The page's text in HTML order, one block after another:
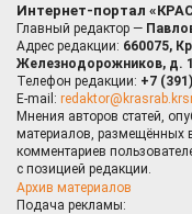
Интернет-портал
Главный редактор —
Адрес редакции: 660075,
Железнодорожников, д.
Телефон редакции: +7
E-mail:
Мнения авторов статей,
материалов, размещённых
комментариев
с позицией редакции.
Архив материалов
Подача рекламы: